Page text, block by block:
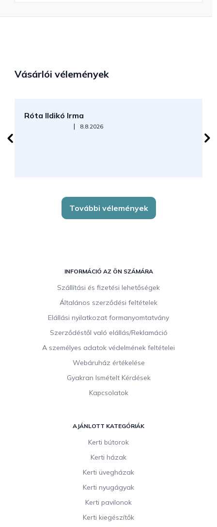
Vásárlói vélemények
Róta Ildikó Irma
Az áruház értékelése 5-ből 5 csillag.
| 8.8.2026
További vélemények
INFORMÁCIÓ AZ ÖN SZÁMÁRA
Szállítási és fizetési lehetőségek
Általános szerződési feltételek
Elállási nyilatkozat formanyomtatvány
Szerződéstől való elállás/Reklamáció
A személyes adatok védelmének feltételei
Webáruház értékelése
Gyakran Ismételt Kérdések
Kapcsolatok
AJÁNLOTT KATEGÓRIÁK
Kerti bútorok
Kerti házak
Kerti üvegházak
Kerti nyugágyak
Kerti pavilonok
Kerti kiegészítők